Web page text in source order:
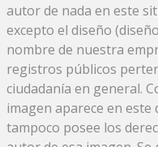
autor de nada en este
excepto el diseño
nombre de nuestra
registros públicos
ciudadanía en general.
imagen aparece en este
tampoco posee los